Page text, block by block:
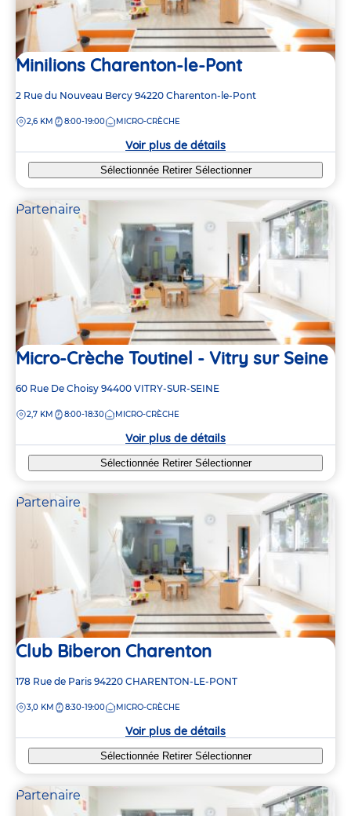
Minilions Charenton-le-Pont
Adresse
la
2 Rue du Nouveau Bercy 94220 Charenton-le-Pont
DISTANCE
2,6 KM 8:00-19:00 MICRO-CRÈCHE
Voir plus de détails
Sélectionnée Retirer Sélectionner
Partenaire
Micro-Crèche Toutinel - Vitry sur Seine
Adresse
la
60 Rue De Choisy 94400 VITRY-SUR-SEINE
DISTANCE
2,7 KM 8:00-18:30 MICRO-CRÈCHE
Voir plus de détails
Sélectionnée Retirer Sélectionner
Partenaire
Club Biberon Charenton
Adresse
la
178 Rue de Paris 94220 CHARENTON-LE-PONT
DISTANCE
3,0 KM 8:30-19:00 MICRO-CRÈCHE
Voir plus de détails
Sélectionnée Retirer Sélectionner
Partenaire